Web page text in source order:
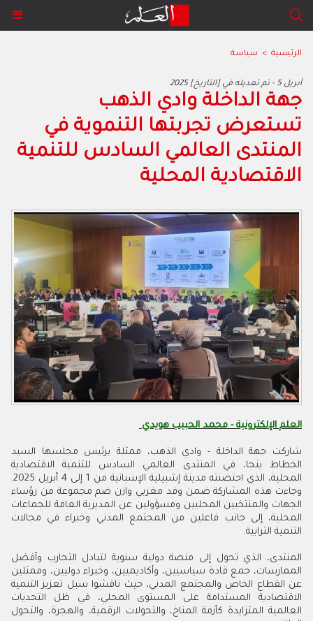
الرئيسية > سياسة
2025 أبريل 5 - تم تعديله في [التاريخ]
جهة الداخلة وادي الذهب
تستعرض تجربتها التنموية في
المنتدى العالمي السادس للتنمية
الاقتصادية المحلية
العلم الإلكترونية - محمد الحبيب هويدي
شاركت جهة الداخلة - وادي الذهب، ممثلة برئيس مجلسها السيد
الخطاط ينجا، في المنتدى العالمي السادس للتنمية الاقتصادية
المحلية، الذي احتضنته مدينة إشبيلية الإسبانية من 1 إلى 4 أبريل 2025.
وجاءت هذه المشاركة ضمن وفد مغربي وازن ضم مجموعة من رؤساء
الجهات والمنتخبين المحليين ومسؤولين عن المديرية العامة للجماعات
المحلية، إلى جانب فاعلين من المجتمع المدني وخبراء في مجالات
التنمية الترابية.
المنتدى، الذي تحول إلى منصة دولية سنوية لتبادل التجارب وأفضل
الممارسات، جمع قادة سياسيين، وأكاديميين، وخبراء دوليين، وممثلين
عن القطاع الخاص والمجتمع المدني، حيث ناقشوا سبل تعزيز التنمية
الاقتصادية المستدامة على المستوى المحلي، في ظل التحديات
العالمية المتزايدة كأزمة المناخ، والتحولات الرقمية، والهجرة، والتحول